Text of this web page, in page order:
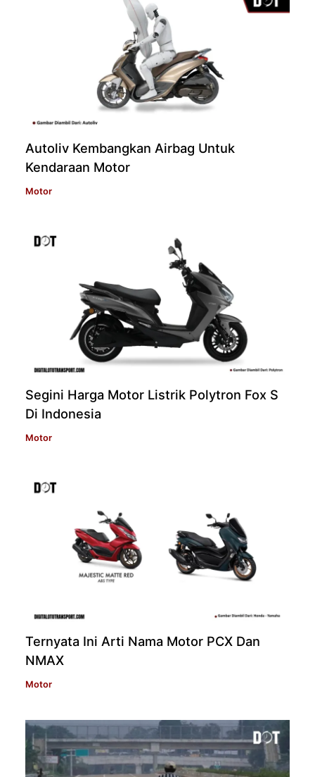
Autoliv Kembangkan Airbag Untuk
Kendaraan Motor
Motor
Segini Harga Motor Listrik Polytron Fox S
Di Indonesia
Motor
Ternyata Ini Arti Nama Motor PCX Dan
NMAX
Motor